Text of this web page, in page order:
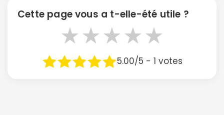
Cette page vous a t-elle-été utile ?
★
★
★
★
★
5.00/5 - 1 votes